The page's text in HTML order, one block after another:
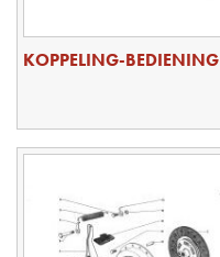
KOPPELING-BEDIENING